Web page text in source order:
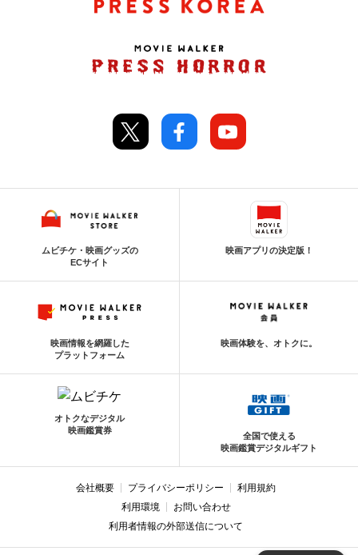
ムビチケ・映画グッズの
ECサイト
映画アプリの決定版！
映画情報を網羅した
プラットフォーム
映画体験を、オトクに。
オトクなデジタル
映画鑑賞券
全国で使える
映画鑑賞デジタルギフト
会社概要 プライバシーポリシー
利用規約
利用環境
お問い合わせ
利用者情報の外部送信について